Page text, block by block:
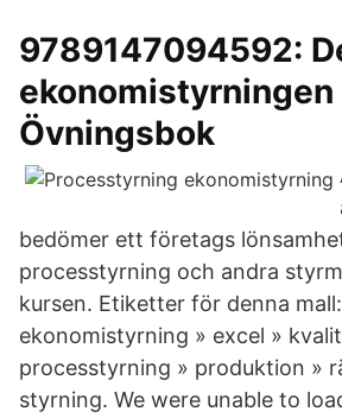
9789147094592:
ekonomistyrningen
Övningsbok
bedömer ett företags
processtyrning och andra
kursen. Etiketter för denna
ekonomistyrning » excel »
processtyrning » produktion »
styrning. We were unable to